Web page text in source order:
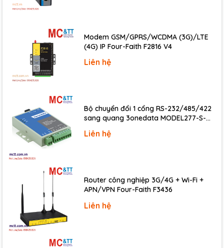
Range
Isolation
Non-isolated
Digital Input
Channels
ON Voltage Level
Close to GND
OFF Voltage Level
Open
Overvoltage Protection
Digital Output
Open Collector
Sink/Source (NPN/PNP)
Load Voltage
Load Current
Overload Protection
Modem GSM/GPRS/WCDMA (3G)/LTE
(4G) IP Four-Faith F2816 V4
Liên hệ
Bộ chuyển đổi 1 cổng RS-232/485/422
sang quang 3onedata MODEL277-S-
20KM)
Liên hệ
Router công nghiệp 3G/4G + Wi-Fi +
APN/VPN Four-Faith F3436
Liên hệ